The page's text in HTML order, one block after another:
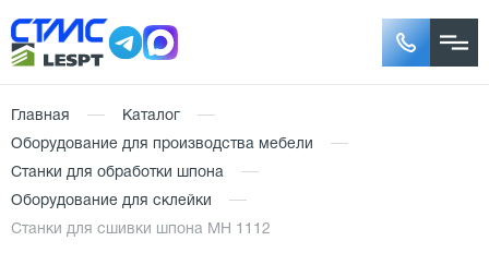
Главная
Каталог
Оборудование для производства мебели
Станки для обработки шпона
Оборудование для склейки
Станки для сшивки шпона MH 1112